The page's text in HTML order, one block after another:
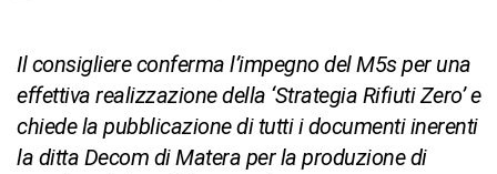
Il consigliere conferma l’impegno del M5s per una
effettiva realizzazione della ‘Strategia Rifiuti Zero’ e
chiede la pubblicazione di tutti i documenti inerenti
la ditta Decom di Matera per la produzione di